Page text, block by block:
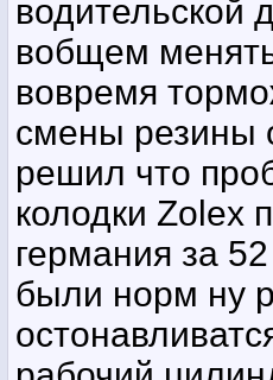
водительской
вобщем
вовремя
смены резины
решил что
колодки Zolex
германия за
были норм ну